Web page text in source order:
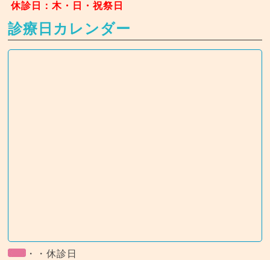
休診日：木・日・祝祭日
診療日カレンダー
・・休診日